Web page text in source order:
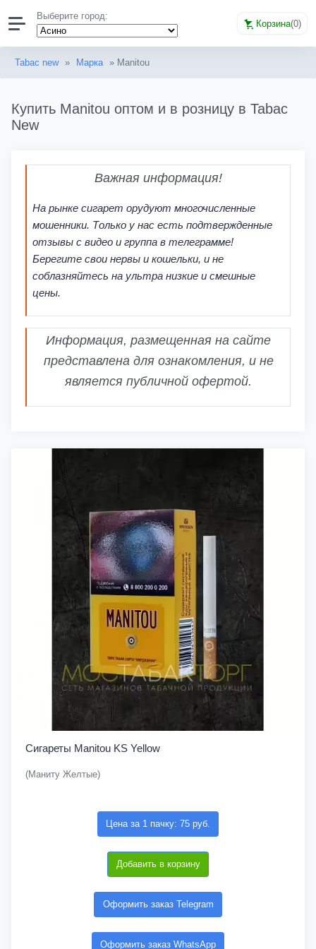
Выберите город:
Корзина(0)
Tabac new » Марка » Manitou
Купить Manitou оптом и в розницу в Tabac
New
Важная информация!
На рынке сигарет орудуют многочисленные
мошенники. Только у нас есть подтвержденные
отзывы с видео и группа в телеграмме!
Берегите свои нервы и кошельки, и не
соблазняйтесь на ультра низкие и смешные
цены.
Информация, размещенная на сайте
представлена для ознакомления, и не
является публичной офертой.
Сигареты Manitou KS Yellow
(Маниту Желтые)
Цена за 1 пачку: 75 руб.
Добавить в корзину
Оформить заказ Telegram
Оформить заказ WhatsApp